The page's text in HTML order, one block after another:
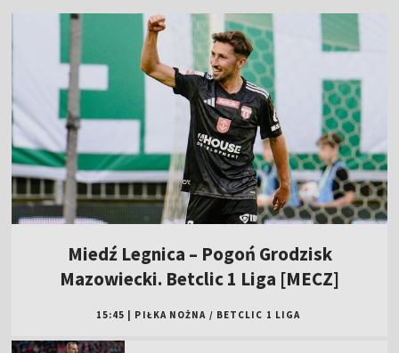
Miedź Legnica – Pogoń Grodzisk
Mazowiecki. Betclic 1 Liga [MECZ]
15:45 PIŁKA NOŻNA / BETCLIC 1 LIGA